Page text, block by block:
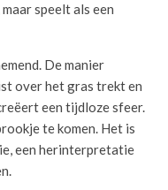
speelt als een
De manier
over het gras trekt en
een tijdloze sfeer.
te komen. Het is
een herinterpretatie